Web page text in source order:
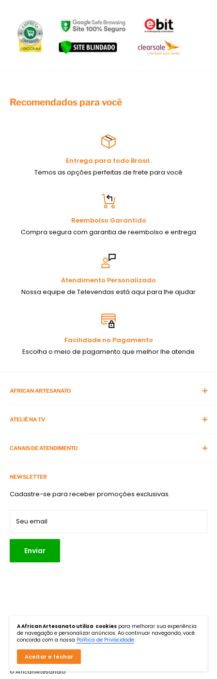
Recomendados para você
Entrega para todo Brasil.
Temos as opções perfeitas de frete para você
Reembolso Garantido
Compra segura com garantia de reembolso e entrega
Atendimento Personalizado
Nossa equipe de Televendas está aqui para lhe ajudar
Facilidade no Pagamento
Escolha o meio de pagamento que melhor lhe atende
AFRICAN ARTESANATO
APP da African Artesanato
Cursos Presenciais
Política de Reembolso
ATELIÊ NA TV
Viagens com Artesanato
Acompanhe e siga
NEWSLETTER
Cadastre-se para receber promoções exclusivas.
Seu email
Enviar
CANAIS DE ATENDIMENTO
E-mail:atendimento@africanart.com.br
Endereço:Rua Turiassu, 1267, Perdizes, São Paulo, SP. CEP:
05005-001
Siga-nos
© AfricanArtesanato
A African Artesanato utiliza cookies para melhorar sua experiência
de navegação e personalizar anúncios. Ao continuar navegando, você
concorda com a nossa Política de Privacidade.
Aceitar e fechar